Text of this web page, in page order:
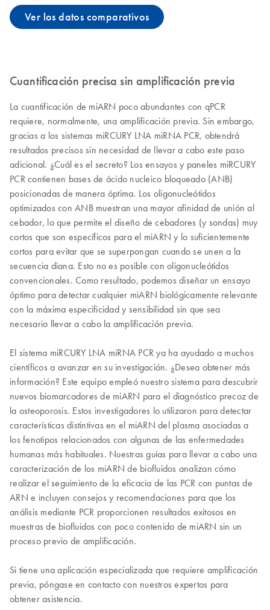
Ver los datos comparativos
Cuantificación precisa sin amplificación previa
La cuantificación de miARN poco abundantes con qPCR
requiere, normalmente, una amplificación previa. Sin embargo,
gracias a los sistemas miRCURY LNA miRNA PCR, obtendrá
resultados precisos sin necesidad de llevar a cabo este paso
adicional. ¿Cuál es el secreto? Los ensayos y paneles miRCURY
PCR contienen bases de ácido nucleico bloqueado (ANB)
posicionadas de manera óptima. Los oligonucleótidos
optimizados con ANB muestran una mayor afinidad de unión al
cebador, lo que permite el diseño de cebadores (y sondas) muy
cortos que son específicos para el miARN y lo suficientemente
cortos para evitar que se superpongan cuando se unen a la
secuencia diana. Esto no es posible con oligonucleótidos
convencionales. Como resultado, podemos diseñar un ensayo
óptimo para detectar cualquier miARN biológicamente relevante
con la máxima especificidad y sensibilidad sin que sea
necesario llevar a cabo la amplificación previa.
El sistema miRCURY LNA miRNA PCR ya ha ayudado a muchos
científicos a avanzar en su investigación. ¿Desea obtener más
información? Este equipo empleó nuestro sistema para descubrir
nuevos biomarcadores de miARN para el diagnóstico precoz de
la osteoporosis. Estos investigadores lo utilizaron para detectar
características distintivas en el miARN del plasma asociadas a
los fenotipos relacionados con algunas de las enfermedades
humanas más habituales. Nuestras guías para llevar a cabo una
caracterización de los miARN de biofluidos analizan cómo
realizar el seguimiento de la eficacia de las PCR con puntas de
ARN e incluyen consejos y recomendaciones para que los
análisis mediante PCR proporcionen resultados exitosos en
muestras de biofluidos con poco contenido de miARN sin un
proceso previo de amplificación.
Si tiene una aplicación especializada que requiere amplificación
previa, póngase en contacto con nuestros expertos para
obtener asistencia.